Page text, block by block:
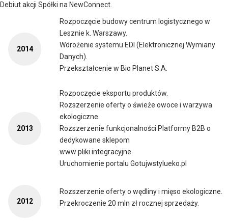
Debiut akcji Spółki na NewConnect.
2014
Rozpoczęcie budowy centrum logistycznego w
Lesznie k. Warszawy.
Wdrożenie systemu EDI (Elektronicznej Wymiany
Danych).
Przekształcenie w Bio Planet S.A.
2013
Rozpoczęcie eksportu produktów.
Rozszerzenie oferty o świeże owoce i warzywa
ekologiczne.
Rozszerzenie funkcjonalności Platformy B2B o
dedykowane sklepom
www pliki integracyjne.
Uruchomienie portalu Gotujwstylueko.pl
2012
Rozszerzenie oferty o wędliny i mięso ekologiczne.
Przekroczenie 20 mln zł rocznej sprzedaży.